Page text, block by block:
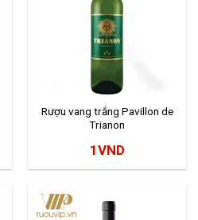
Rượu vang trắng Pavillon de
Trianon
1VND